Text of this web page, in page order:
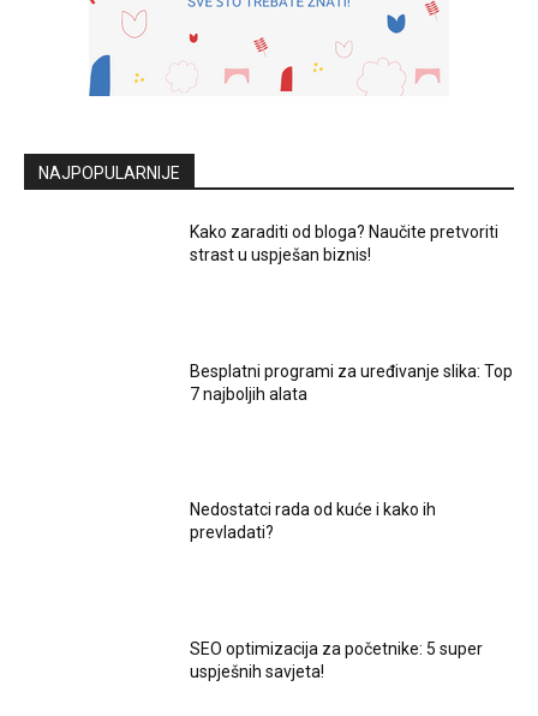
NAJPOPULARNIJE
Kako zaraditi od bloga? Naučite pretvoriti
strast u uspješan biznis!
Besplatni programi za uređivanje slika: Top
7 najboljih alata
Nedostatci rada od kuće i kako ih
prevladati?
SEO optimizacija za početnike: 5 super
uspješnih savjeta!